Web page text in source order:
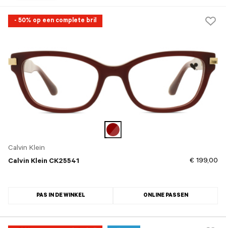
- 50% op een complete bril
Calvin Klein
Calvin Klein CK25541
€ 199,00
PAS IN DE WINKEL ONLINE PASSEN